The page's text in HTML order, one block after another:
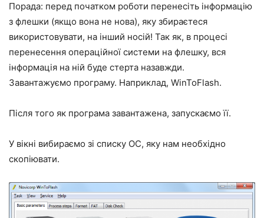
Порада: перед початком роботи перенесіть інформацію
з флешки (якщо вона не нова), яку збираєтеся
використовувати, на інший носій! Так як, в процесі
перенесення операційної системи на флешку, вся
інформація на ній буде стерта назавжди.
Завантажуємо програму. Наприклад, WinToFlash.
Після того як програма завантажена, запускаємо її.
У вікні вибираємо зі списку ОС, яку нам необхідно
скопіювати.